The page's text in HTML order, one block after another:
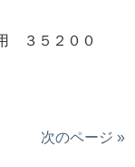
３５２００
次のページ »